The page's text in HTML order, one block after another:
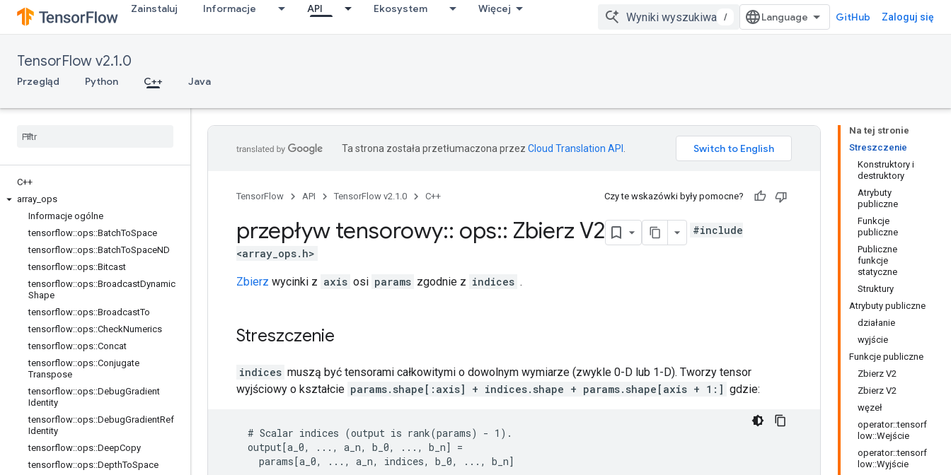
Zainstaluj Informacje API Ekosystem Więcej
/ GitHub Zaloguj się
TensorFlow v2.1.0
Przegląd Python C++ Java
C++
array ops
Informacje ogólne
tensorflow::ops::BatchToSpace
tensorflow::ops::BatchToSpaceND
tensorflow::ops::Bitcast
tensorflow::ops::BroadcastDynamic
Shape
tensorflow::ops::BroadcastTo
tensorflow::ops::CheckNumerics
tensorflow::ops::Concat
tensorflow::ops::Conjugate
Transpose
tensorflow::ops::DebugGradient
Identity
tensorflow::ops::DebugGradientRef
Identity
tensorflow::ops::DeepCopy
tensorflow::ops::DepthToSpace
Na tej stronie
Streszczenie
Konstruktory i
destruktory
Atrybuty
publiczne
Funkcje
publiczne
Publiczne
funkcje
statyczne
Struktury
Atrybuty publiczne
działanie
wyjście
Funkcje publiczne
Zbierz V2
Zbierz V2
węzeł
operator::tensorf
low::Wejście
operator::tensorf
low::Wyjście
Ta strona została przetłumaczona przez Cloud Translation API
TensorFlow API TensorFlow v2.1.0 C++ Czy te wskazówki były pomocne?
przepływ tensorowy:: ops:: Zbierz V2
#include
<array_ops.h>
Zbierz wycinki z axis osi params zgodnie z indices .
Streszczenie
indices muszą być tensorami całkowitymi o dowolnym wymiarze (zwykle 0-D lub 1-D). Tworzy tensor
wyjściowy o kształcie params.shape[:axis] + indices.shape + params.shape[axis + 1:] gdzie:
    # Scalar indices (output is rank(params) - 1).
    output[a_0, ..., a_n, b_0, ..., b_n] =
      params[a_0, ..., a_n, indices, b_0, ..., b_n]